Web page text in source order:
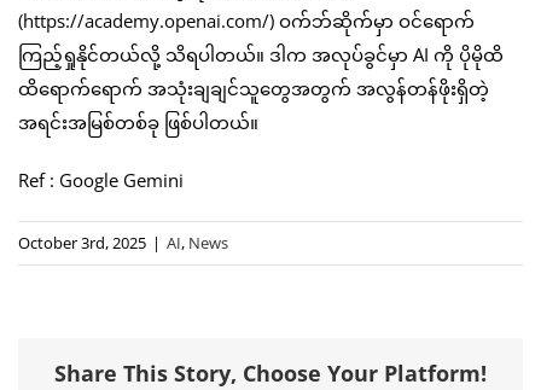
(https://academy.openai.com/) ဝက်ဘ်ဆိုက်မှာ ဝင်ရောက်
ကြည့်ရှုနိုင်တယ်လို့ သိရပါတယ်။ ဒါက အလုပ်ခွင်မှာ AI ကို ပိုမိုထိ
ထိရောက်ရောက် အသုံးချချင်သူတွေအတွက် အလွန်တန်ဖိုးရှိတဲ့
အရင်းအမြစ်တစ်ခု ဖြစ်ပါတယ်။
Ref : Google Gemini
October 3rd, 2025 | AI, News
Share This Story, Choose Your Platform!